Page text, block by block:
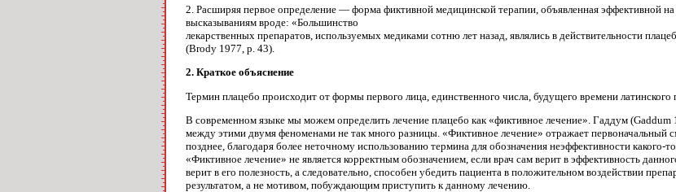
2. Расширяя первое определение — форма фиктивной медицинской терапии, объявленная эффективной
высказываниям вроде: «Большинство
лекарственных препаратов, используемых медиками сотню лет назад, являлись в действительности
(Brody 1977, р. 43).
2. Краткое объяснение
Термин плацебо происходит от формы первого лица, единственного числа, будущего времени латинского
В современном языке мы можем определить лечение плацебо как «фиктивное лечение». Гаддум
между этими двумя феноменами не так много разницы. «Фиктивное лечение» отражает
позднее, благодаря более неточному использованию термина для обозначения неэффективности
«Фиктивное лечение» не является корректным обозначением, если врач сам верит в эффективность
верит в его полезность, а следовательно, способен убедить пациента в положительном воздействии
результатом, а не мотивом, побуждающим приступить к данному лечению.